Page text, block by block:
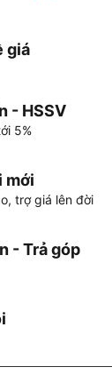
giá
- HSSV
5%
mới
trợ giá lên đời
- Trả góp